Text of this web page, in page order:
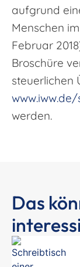
aufgrund
Menschen
Februar
Broschüre
steuerlichen
www.iww.de/
werden.
Das